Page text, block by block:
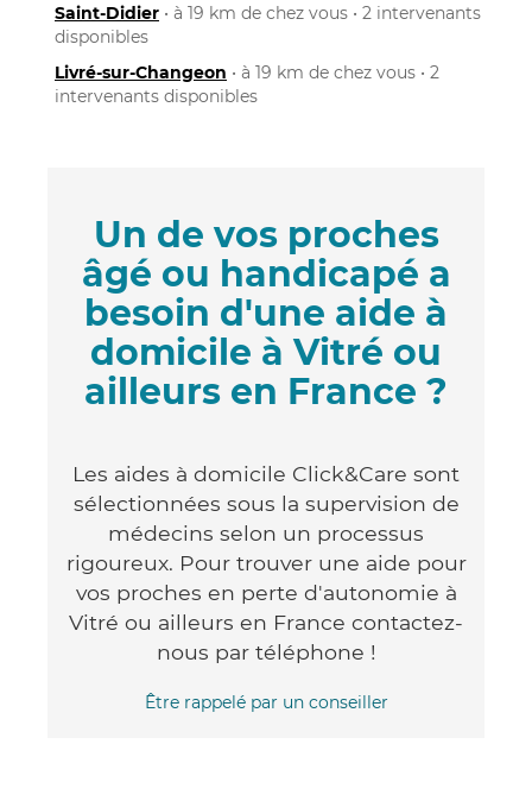
Saint-Didier • à 19 km de chez vous • 2 intervenants
disponibles
Livré-sur-Changeon • à 19 km de chez vous • 2
intervenants disponibles
Un de vos proches
âgé ou handicapé a
besoin d'une aide à
domicile à Vitré ou
ailleurs en France ?
Les aides à domicile Click&Care sont
sélectionnées sous la supervision de
médecins selon un processus
rigoureux. Pour trouver une aide pour
vos proches en perte d'autonomie à
Vitré ou ailleurs en France contactez-
nous par téléphone !
Être rappelé par un conseiller